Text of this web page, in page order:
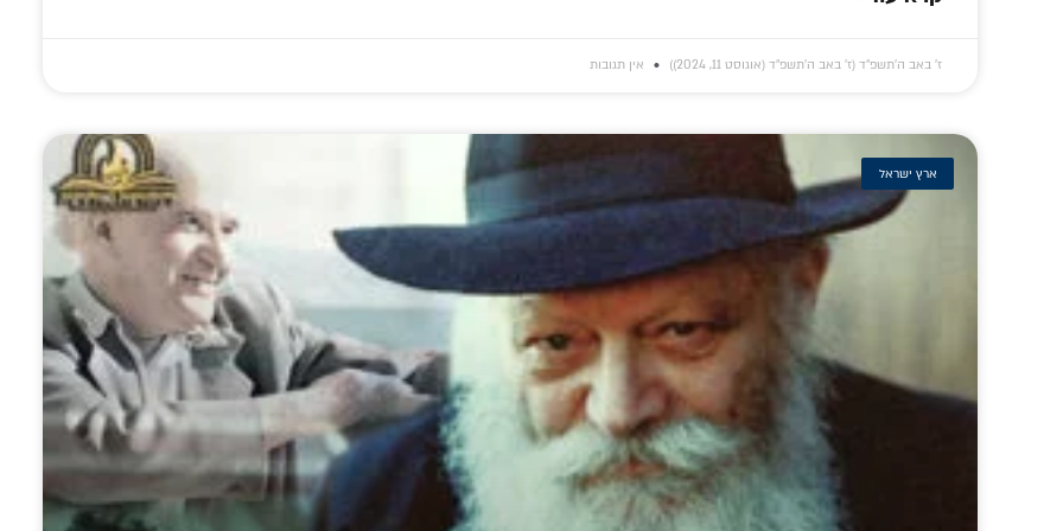
ז׳ באב ה׳תשפ״ד (ז׳ באב ה׳תשפ״ד (אוגוסט 11, 2024)) אין תגובות
ארץ ישראל
'אפילו האבנים
רקדו': הבכיות,
מתיקות 'שער היחוד
והאמונה': לומדים
תניא עם המשפיע
הרב ארנשטיין ע"ה •
לא לסמן 'V': סוד
החיות של חב"ד •
שיחה כנה עם הרב
עבודת התפילה
והכדורגל במחנות
הקיץ והישיבות: מהי
העמדה האמיתית
של הרבי?
'להשתתף בנשמתו,
בגופו ובממונו': כתב
היד הנדיר של הרבי
נחשף